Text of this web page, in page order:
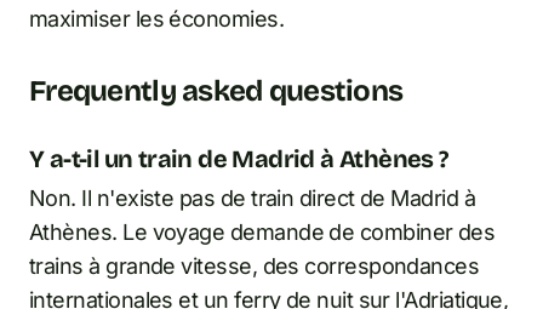
maximiser les économies.
Frequently asked questions
Y a-t-il un train de Madrid à Athènes ?
Non. Il n'existe pas de train direct de Madrid à
Athènes. Le voyage demande de combiner des
trains à grande vitesse, des correspondances
internationales et un ferry de nuit sur l'Adriatique,